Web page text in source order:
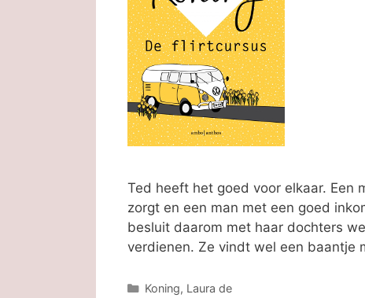
Ted heeft het goed voor elkaar. Een
zorgt en een man met een goed
besluit daarom met haar dochters
verdienen. Ze vindt wel een baantje
Categorieën
Koning, Laura de